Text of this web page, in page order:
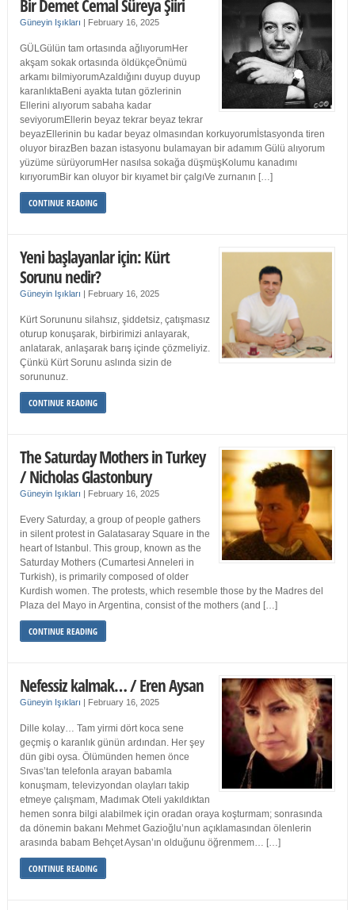
Bir Demet Cemal Süreya Şiiri
Güneyin Işıkları | February 16, 2025
GÜLGülün tam ortasında ağlıyorumHer
akşam sokak ortasında öldükçeÖnümü
arkamı bilmiyorumAzaldığını duyup duyup
karanlıktaBeni ayakta tutan gözlerinin
Ellerini alıyorum sabaha kadar
seviyorumEllerin beyaz tekrar beyaz tekrar
beyazEllerinin bu kadar beyaz olmasından korkuyorumİstasyonda tiren
oluyor birazBen bazan istasyonu bulamayan bir adamım Gülü alıyorum
yüzüme sürüyorumHer nasılsa sokağa düşmüşKolumu kanadımı
kırıyorumBir kan oluyor bir kıyamet bir çalgıVe zurnanın […]
CONTINUE READING
Yeni başlayanlar için: Kürt
Sorunu nedir?
Güneyin Işıkları | February 16, 2025
Kürt Sorununu silahsız, şiddetsiz, çatışmasız
oturup konuşarak, birbirimizi anlayarak,
anlatarak, anlaşarak barış içinde çözmeliyiz.
Çünkü Kürt Sorunu aslında sizin de
sorununuz.
CONTINUE READING
The Saturday Mothers in Turkey
/ Nicholas Glastonbury
Güneyin Işıkları | February 16, 2025
Every Saturday, a group of people gathers
in silent protest in Galatasaray Square in the
heart of Istanbul. This group, known as the
Saturday Mothers (Cumartesi Anneleri in
Turkish), is primarily composed of older
Kurdish women. The protests, which resemble those by the Madres del
Plaza del Mayo in Argentina, consist of the mothers (and […]
CONTINUE READING
Nefessiz kalmak… / Eren Aysan
Güneyin Işıkları | February 16, 2025
Dille kolay… Tam yirmi dört koca sene
geçmiş o karanlık günün ardından. Her şey
dün gibi oysa. Ölümünden hemen önce
Sıvas’tan telefonla arayan babamla
konuşmam, televizyondan olayları takip
etmeye çalışmam, Madımak Oteli yakıldıktan
hemen sonra bilgi alabilmek için oradan oraya koşturmam; sonrasında
da dönemin bakanı Mehmet Gazioğlu’nun açıklamasından ölenlerin
arasında babam Behçet Aysan’ın olduğunu öğrenmem… […]
CONTINUE READING